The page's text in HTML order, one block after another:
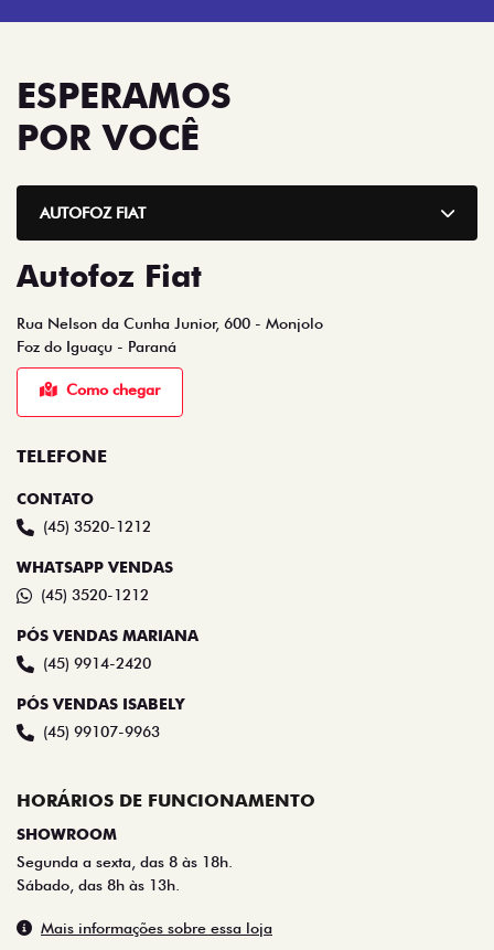
ESPERAMOS
POR VOCÊ
AUTOFOZ FIAT
Autofoz Fiat
Rua Nelson da Cunha Junior, 600 - Monjolo
Foz do Iguaçu - Paraná
Como chegar
TELEFONE
CONTATO
(45) 3520-1212
WHATSAPP VENDAS
(45) 3520-1212
PÓS VENDAS MARIANA
(45) 9914-2420
PÓS VENDAS ISABELY
(45) 99107-9963
HORÁRIOS DE FUNCIONAMENTO
SHOWROOM
Segunda a sexta, das 8 às 18h.
Sábado, das 8h às 13h.
Mais informações sobre essa loja